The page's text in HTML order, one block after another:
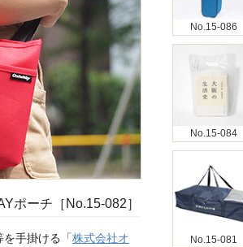
ポーチ［No.15-082］
手掛ける「株式会社オ
No.15-086
No.15-084
No.15-081